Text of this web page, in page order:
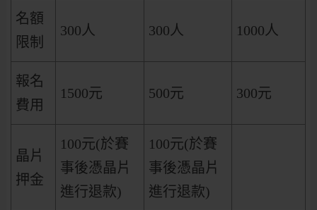
名額
限制
300人 300人 1000人
報名
費用
1500元 500元 300元
晶片
押金
100元(於賽
事後憑晶片
進行退款)
100元(於賽
事後憑晶片
進行退款)